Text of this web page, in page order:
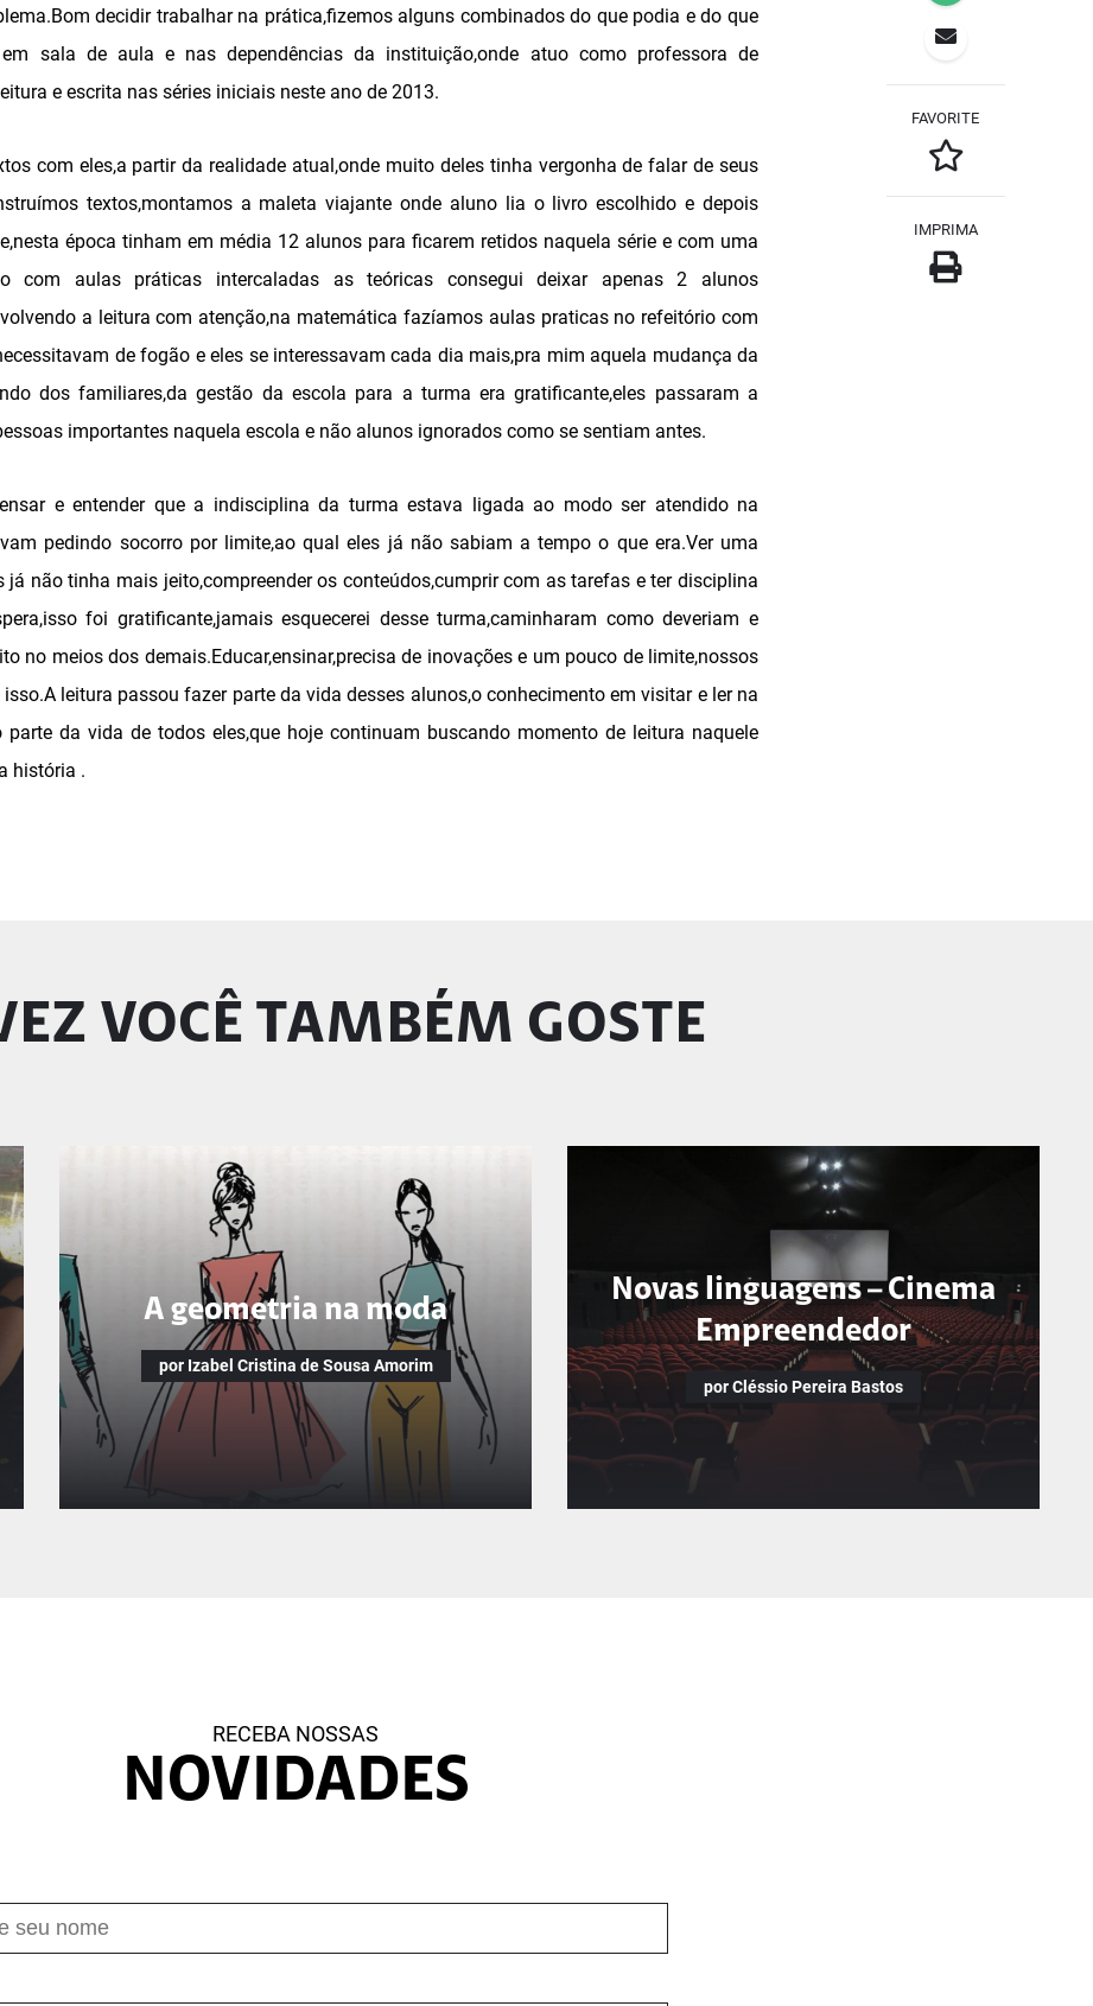
decidir trabalhar na prática,fizemos alguns combinados do que podia e do que
sala de aula e nas dependências da instituição,onde atuo como professora de
e escrita nas séries iniciais neste ano de 2013.
com eles,a partir da realidade atual,onde muito deles tinha vergonha de falar de seus
textos,montamos a maleta viajante onde aluno lia o livro escolhido e depois
época tinham em média 12 alunos para ficarem retidos naquela série e com uma
com aulas práticas intercaladas as teóricas consegui deixar apenas 2 alunos
a leitura com atenção,na matemática fazíamos aulas praticas no refeitório com
de fogão e eles se interessavam cada dia mais,pra mim aquela mudança da
dos familiares,da gestão da escola para a turma era gratificante,eles passaram a
importantes naquela escola e não alunos ignorados como se sentiam antes.
e entender que a indisciplina da turma estava ligada ao modo ser atendido na
pedindo socorro por limite,ao qual eles já não sabiam a tempo o que era.Ver uma
já não tinha mais jeito,compreender os conteúdos,cumprir com as tarefas e ter disciplina
foi gratificante,jamais esquecerei desse turma,caminharam como deveriam e
no meios dos demais.Educar,ensinar,precisa de inovações e um pouco de limite,nossos
leitura passou fazer parte da vida desses alunos,o conhecimento em visitar e ler na
da vida de todos eles,que hoje continuam buscando momento de leitura naquele
história .
FAVORITE
IMPRIMA
VOCÊ TAMBÉM GOSTE
A geometria na moda
por Izabel Cristina de Sousa Amorim
Novas linguagens – Cinema
Empreendedor
por Cléssio Pereira Bastos
RECEBA NOSSAS
NOVIDADES